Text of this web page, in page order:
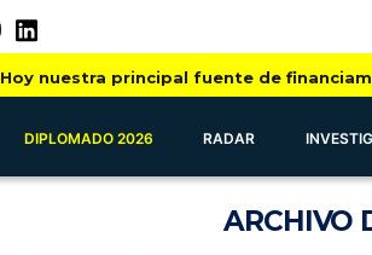
Hoy nuestra principal fuente de
DIPLOMADO 2026 RADAR
ARCHIVO